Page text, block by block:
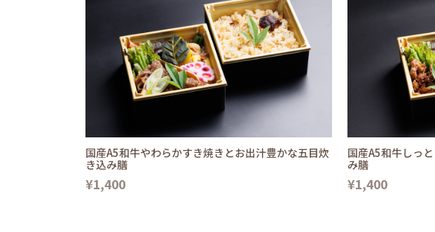
国産A5和牛やわらかすき焼きとお出汁豊かな五目炊
き込み膳
¥1,400
国産A5和牛しっ
み膳
¥1,400